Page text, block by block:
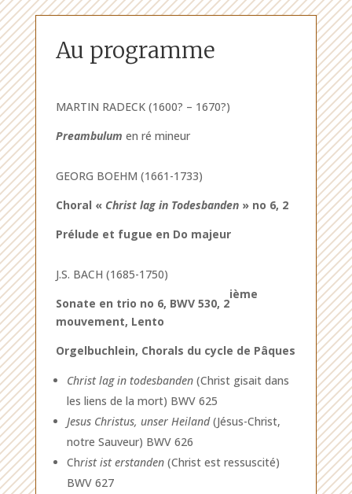
Au programme
MARTIN RADECK (1600? – 1670?)
Preambulum en ré mineur
GEORG BOEHM (1661-1733)
Choral « Christ lag in Todesbanden» no 6, 2
Prélude et fugue en Do majeur
J.S. BACH (1685-1750)
Sonate en trio no 6, BWV 530, 2
ième
mouvement, Lento
Orgelbuchlein, Chorals du cycle de Pâques
Christ lag in todesbanden(Christ gisait dans
les liens de la mort) BWV 625
Jesus Christus, unser Heiland(Jésus-Christ,
notre Sauveur) BWV 626
Christ ist erstanden (Christ est ressuscité)
BWV 627